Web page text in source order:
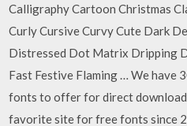
Calligraphy Cartoon Christmas
Curly Cursive Curvy Cute Dark
Distressed Dot Matrix Dripping
Fast Festive Flaming … We have
fonts to offer for direct
favorite site for free fonts since